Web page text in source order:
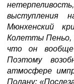
выступления
Мюнхенский
Колетты Пеньо,
что он вообще
Поэтому
атмосфере
Полану: